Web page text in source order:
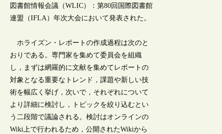
図書館情報会議（WLIC）：第80回国際図書館
連盟（IFLA）年次大会において発表された。
ホライズン・レポートの作成過程は次のと
おりである。専門家を集めて委員会を組織
し，まずは網羅的に文献を集めてレポートの
対象となる重要なトレンド，課題や新しい技
術を幅広く挙げ，次いで，それぞれについて
より詳細に検討し，トピックを絞り込むとい
う二段階で議論される。検討はオンラインの
Wiki上で行われるため，公開されたWikiから